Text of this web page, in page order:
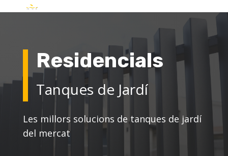
Residencials
Tanques de Jardí
Les millors solucions de tanques de jardí
del mercat